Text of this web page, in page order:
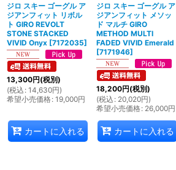
ジロ スキー ゴーグル ア
ジアンフィット リボル
ト GIRO REVOLT
STONE STACKED
VIVID Onyx [7172035]
13,300円(税別)
(税込 : 14,630円)
希望小売価格: 19,000円
カートに入れる
ジロ スキー ゴーグル ア
ジアンフィット メソッ
ド マルチ GIRO
METHOD MULTI
FADED VIVID Emerald
[7171946]
18,200円(税別)
(税込 : 20,020円)
希望小売価格: 26,000円
カートに入れる